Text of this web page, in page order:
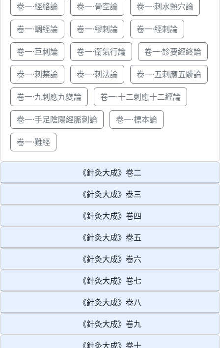
卷一·經絡論 卷一·骨空論 卷一·刺水熱穴論
卷一·調經論 卷一·繆刺論 卷一·經刺論
卷一·巨刺論 卷一·衛氣行論 卷一·診要經終論
卷一·刺禁論 卷一·刺法論 卷一·五刺應五髒論
卷一·九刺應九變論 卷一·十二刺應十二經論
卷一·手足陰陽經脈刺論 卷一·標本論
卷一·難經
《針灸大成》卷二
《針灸大成》卷三
《針灸大成》卷四
《針灸大成》卷五
《針灸大成》卷六
《針灸大成》卷七
《針灸大成》卷八
《針灸大成》卷九
《針灸大成》卷十